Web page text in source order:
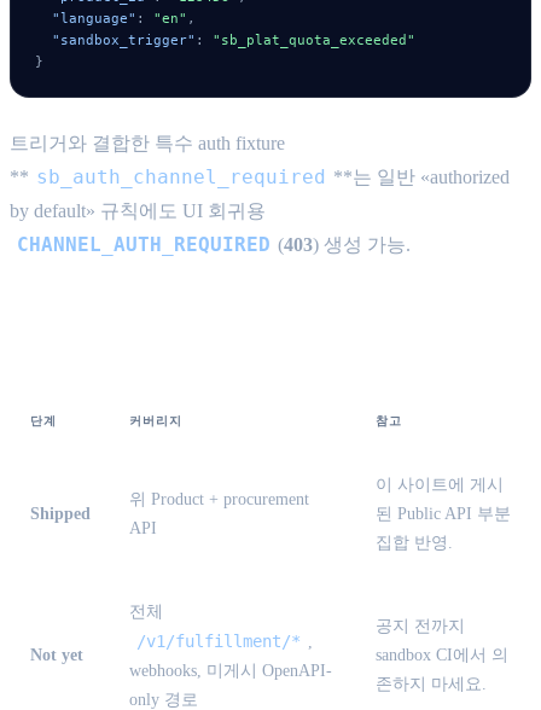
"language" : "en" ,
"sandbox_trigger" :
"sb_plat_quota_exceeded"
}
트리거와 결합한 특수 auth fixture
** sb_auth_channel_required **는 일반 «authorized
by default» 규칙에도 UI 회귀용
CHANNEL_AUTH_REQUIRED (403) 생성 가능.
단계 커버리지 참고
Shipped
위 Product + procurement
API
이 사이트에 게시
된 Public API 부분
집합 반영.
Not yet
전체
/v1/fulfillment/*
webhooks, 미게시 OpenAPI-
only 경로
공지 전까지
sandbox CI에서 의
존하지 마세요.